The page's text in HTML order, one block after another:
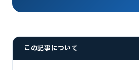
この記事について